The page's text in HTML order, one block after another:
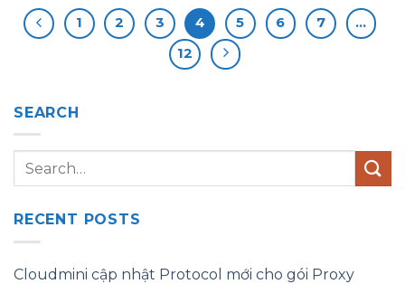
1 2 3 4 5 6 7
…
12
SEARCH
RECENT POSTS
Cloudmini cập nhật Protocol mới cho gói Proxy